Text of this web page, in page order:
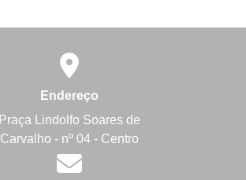
Endereço
Praça Lindolfo Soares de
Carvalho - nº 04 - Centro